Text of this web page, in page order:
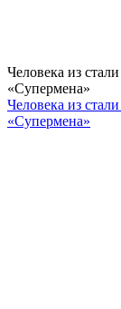
Человека из
«Супермена»
Человека из
«Супермена»